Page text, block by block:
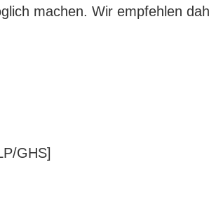
machen. Wir empfehlen
GHS]